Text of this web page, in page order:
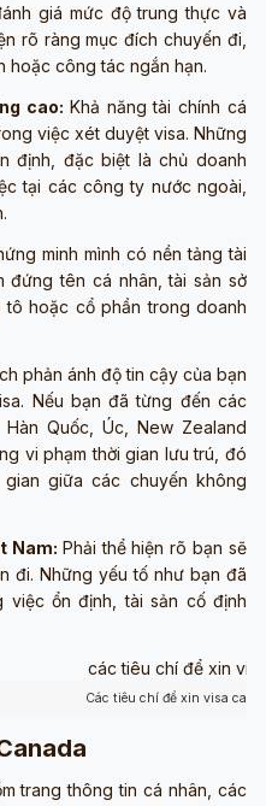
giá mức độ trung thực và
rõ ràng mục đích chuyến đi,
hoặc công tác ngắn hạn.
cao: Khả năng tài chính cá
việc xét duyệt visa. Những
định, đặc biệt là chủ doanh
tại các công ty nước ngoài,
minh mình có nền tảng tài
đứng tên cá nhân, tài sản sở
hoặc cổ phần trong doanh
phản ánh độ tin cậy của bạn
Nếu bạn đã từng đến các
Quốc, Úc, New Zealand
vi phạm thời gian lưu trú, đó
giữa các chuyến không
Nam: Phải thể hiện rõ bạn sẽ
đi. Những yếu tố như bạn đã
ổn định, tài sản cố định
Các tiêu chí để xin visa
trang thông tin cá nhân, các